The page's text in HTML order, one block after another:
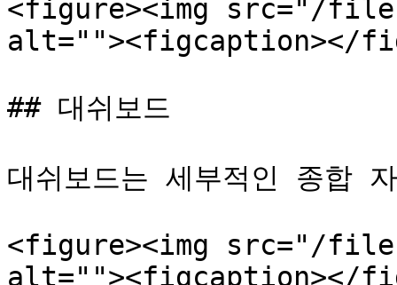
<figure><img src="/
alt=""><figcaption></
## 대쉬보드
대쉬보드는 세부적인 종합
<figure><img src="/files/
alt=""><figcaption></